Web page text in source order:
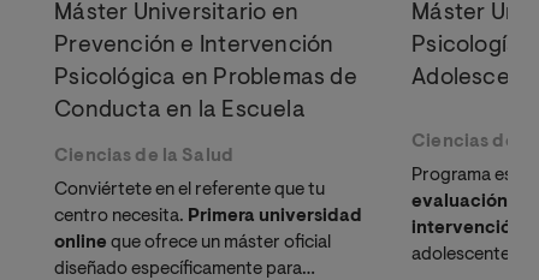
Máster Universitario en
Prevención e Intervención
Psicológica en Problemas de
Conducta en la Escuela
Ciencias de la Salud
Conviértete en el referente que tu
centro necesita. Primera universidad
online que ofrece un máster oficial
diseñado específicamente para
Máster
Psicología
Ciencias de
Programa
evaluación,
intervención
adolescentes.